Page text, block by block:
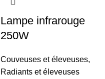
Lampe infrarouge
250W
Couveuses et éleveuses,
Radiants et éleveuses